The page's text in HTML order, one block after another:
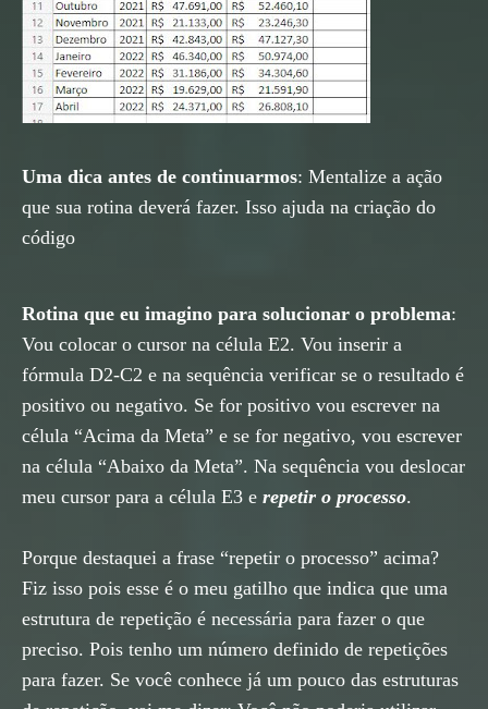
Uma dica antes de continuarmos: Mentalize a ação
que sua rotina deverá fazer. Isso ajuda na criação do
código
Rotina que eu imagino para solucionar o problema:
Vou colocar o cursor na célula E2. Vou inserir a
fórmula D2-C2 e na sequência verificar se o resultado é
positivo ou negativo. Se for positivo vou escrever na
célula “Acima da Meta” e se for negativo, vou escrever
na célula “Abaixo da Meta”. Na sequência vou deslocar
meu cursor para a célula E3 e repetir o processo.
Porque destaquei a frase “repetir o processo” acima?
Fiz isso pois esse é o meu gatilho que indica que uma
estrutura de repetição é necessária para fazer o que
preciso. Pois tenho um número definido de repetições
para fazer. Se você conhece já um pouco das estruturas